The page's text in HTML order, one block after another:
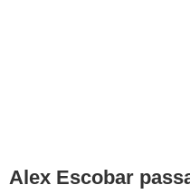
Alex Escobar